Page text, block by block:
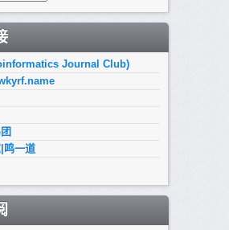
Journal Club)
鸣一道